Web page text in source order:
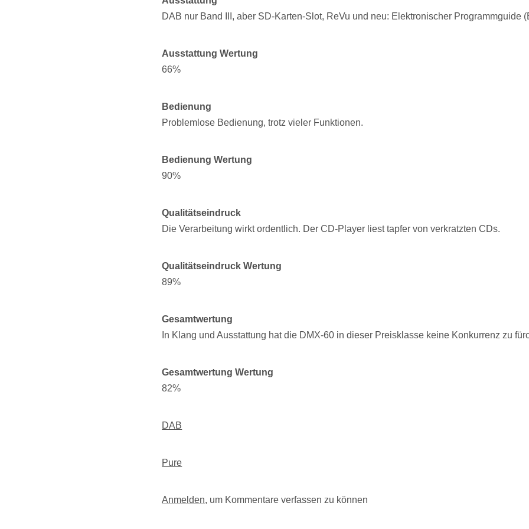
DAB nur Band III, aber SD-Karten-Slot, ReVu und neu: Elektronischer Programmguide
Ausstattung Wertung
66%
Bedienung
Problemlose Bedienung, trotz vieler Funktionen.
Bedienung Wertung
90%
Qualitätseindruck
Die Verarbeitung wirkt ordentlich. Der CD-Player liest tapfer von verkratzten CDs.
Qualitätseindruck Wertung
89%
Gesamtwertung
In Klang und Ausstattung hat die DMX-60 in dieser Preisklasse keine Konkurrenz zu
Gesamtwertung Wertung
82%
DAB
Pure
Anmelden, um Kommentare verfassen zu können